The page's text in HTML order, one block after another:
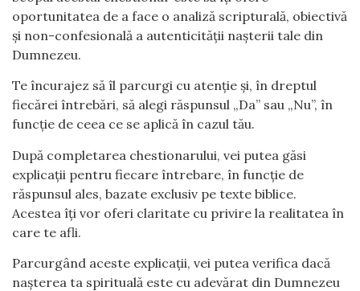
oportunitatea de a face o analiză scripturală, obiectivă
și non-confesională a autenticității nașterii tale din
Dumnezeu.
Te încurajez să îl parcurgi cu atenție și, în dreptul
fiecărei întrebări, să alegi răspunsul „Da” sau „Nu”, în
funcție de ceea ce se aplică în cazul tău.
După completarea chestionarului, vei putea găsi
explicații pentru fiecare întrebare, în funcție de
răspunsul ales, bazate exclusiv pe texte biblice.
Acestea îți vor oferi claritate cu privire la realitatea în
care te afli.
Parcurgând aceste explicații, vei putea verifica dacă
nașterea ta spirituală este cu adevărat din Dumnezeu